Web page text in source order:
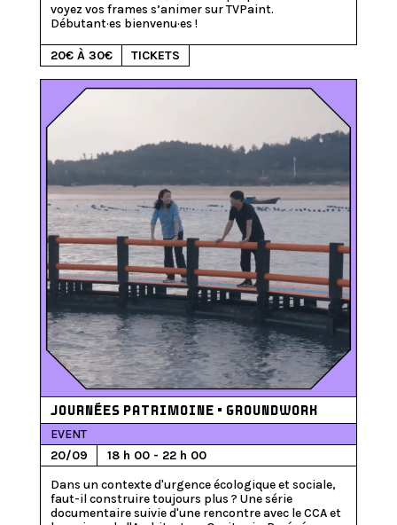
20€ À 30€
voyez vos frames s’animer sur TVPaint.
Débutant·es bienvenu·es !
TICKETS
JOURNÉES PATRIMOINE • GROUNDWORK
20/09 18 h 00 - 22 h 00
EVENT
Dans un contexte d'urgence écologique et sociale,
faut-il construire toujours plus ? Une série
documentaire suivie d'une rencontre avec le CCA et